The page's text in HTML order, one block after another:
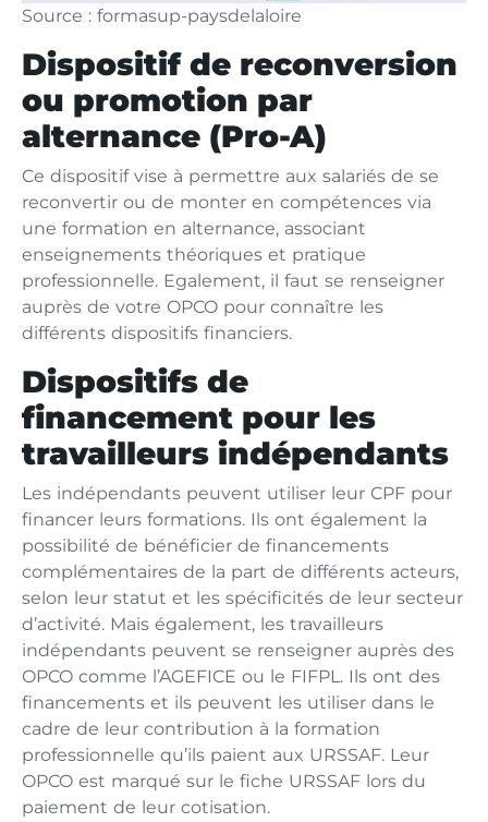
Source : formasup-paysdelaloire
Dispositif de reconversion
ou promotion par
alternance (Pro-A)
Ce dispositif vise à permettre aux salariés de se
reconvertir ou de monter en compétences via
une formation en alternance, associant
enseignements théoriques et pratique
professionnelle. Egalement, il faut se renseigner
auprès de votre OPCO pour connaître les
différents dispositifs financiers.
Dispositifs de
financement pour les
travailleurs indépendants
Les indépendants peuvent utiliser leur CPF pour
financer leurs formations. Ils ont également la
possibilité de bénéficier de financements
complémentaires de la part de différents acteurs,
selon leur statut et les spécificités de leur secteur
d’activité. Mais également, les travailleurs
indépendants peuvent se renseigner auprès des
OPCO comme l’AGEFICE ou le FIFPL. Ils ont des
financements et ils peuvent les utiliser dans le
cadre de leur contribution à la formation
professionnelle qu’ils paient aux URSSAF. Leur
OPCO est marqué sur le fiche URSSAF lors du
paiement de leur cotisation.